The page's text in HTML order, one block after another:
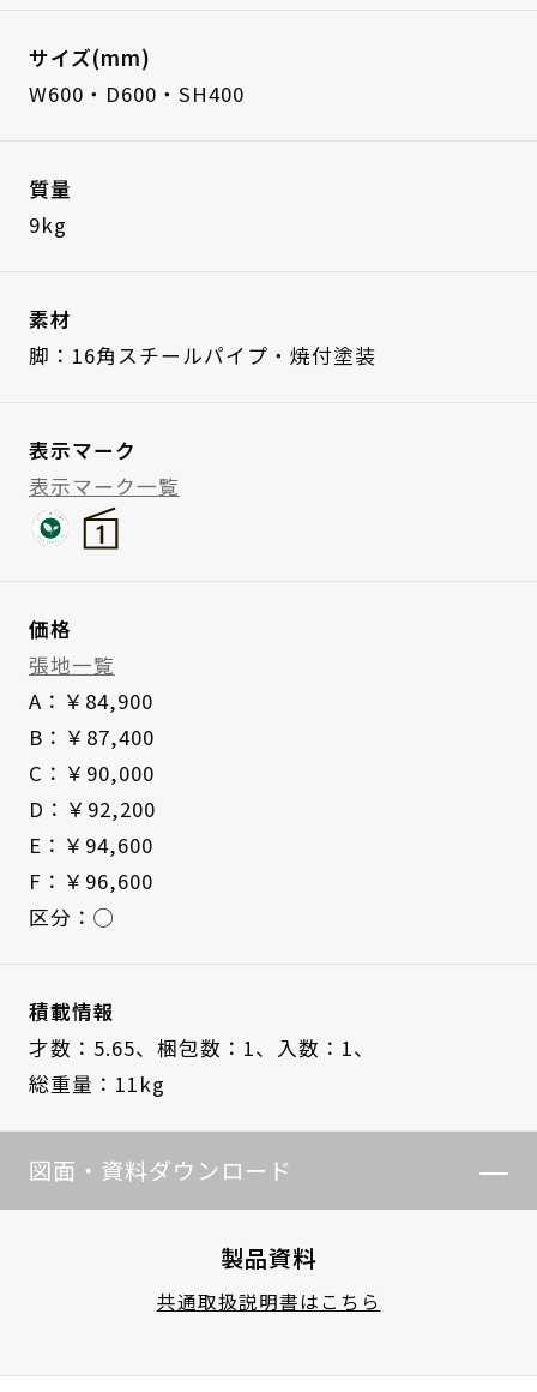
サイズ(mm)
W600・D600・SH400
質量
9kg
素材
脚：16角スチールパイプ・焼付塗装
表示マーク
表示マーク一覧
価格
張地一覧
A：￥84,900
B：￥87,400
C：￥90,000
D：￥92,200
E：￥94,600
F：￥96,600
区分：◯
積載情報
才数：5.65、 梱包数：1、
入数：1、
総重量：11kg
図面・資料ダウンロード
製品資料
共通取扱説明書はこちら